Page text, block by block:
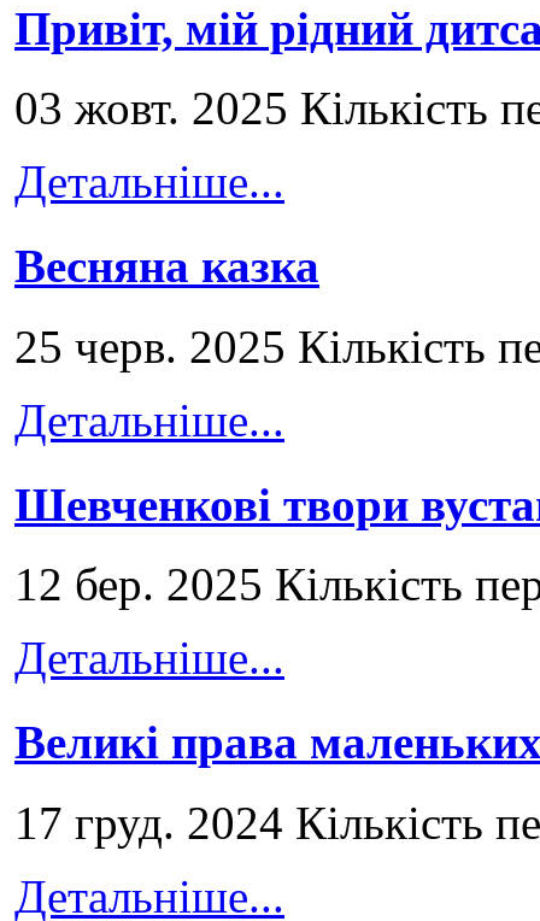
Привіт, мій рідний
03 жовт. 2025 Кількість
Детальніше...
Весняна казка
25 черв. 2025 Кількість
Детальніше...
Шевченкові твори
12 бер. 2025 Кількість
Детальніше...
Великі права маленьких
17 груд. 2024 Кількість
Детальніше...